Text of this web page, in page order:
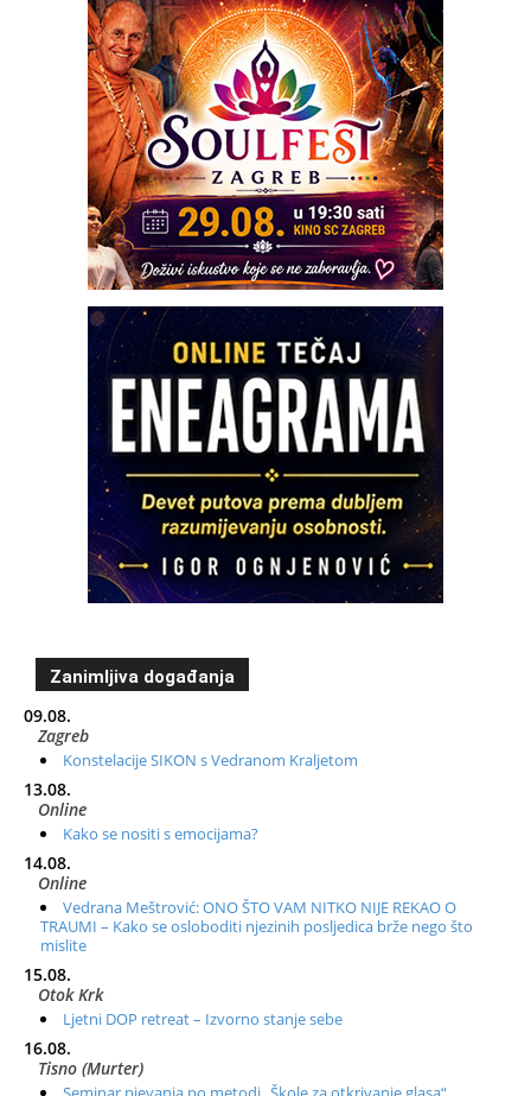
Zanimljiva događanja
09.08.
Zagreb
Konstelacije SIKON s Vedranom Kraljetom
13.08.
Online
Kako se nositi s emocijama?
14.08.
Online
Vedrana Meštrović: ONO ŠTO VAM NITKO NIJE REKAO O
TRAUMI – Kako se osloboditi njezinih posljedica brže nego što
mislite
15.08.
Otok Krk
Ljetni DOP retreat – Izvorno stanje sebe
16.08.
Tisno (Murter)